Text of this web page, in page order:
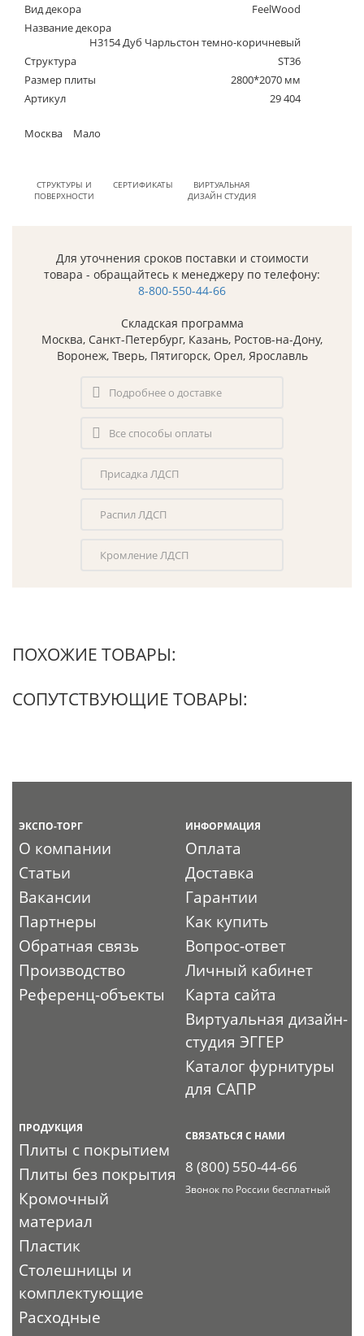
Вид декора
FeelWood
Название декора
H3154 Дуб Чарльстон темно-коричневый
Структура
ST36
Размер плиты
2800*2070 мм
Артикул
29 404
Москва Мало
СТРУКТУРЫ И
ПОВЕРХНОСТИ
СЕРТИФИКАТЫ
ВИРТУАЛЬНАЯ
ДИЗАЙН СТУДИЯ
Для уточнения сроков поставки и стоимости
товара - обращайтесь к менеджеру по телефону:
8-800-550-44-66
Складская программа
Москва, Санкт-Петербург, Казань, Ростов-на-Дону,
Воронеж, Тверь, Пятигорск, Орел, Ярославль
Подробнее о доставке
Все способы оплаты
Присадка ЛДСП
Распил ЛДСП
Кромление ЛДСП
ПОХОЖИЕ ТОВАРЫ:
СОПУТСТВУЮЩИЕ ТОВАРЫ:
ЭКСПО-ТОРГ
О компании
Статьи
Вакансии
Партнеры
Обратная связь
Производство
Референц-объекты
ИНФОРМАЦИЯ
Оплата
Доставка
Гарантии
Как купить
Вопрос-ответ
Личный кабинет
Карта сайта
Виртуальная дизайн-
студия ЭГГЕР
Каталог фурнитуры
для САПР
ПРОДУКЦИЯ
Плиты с покрытием
Плиты без покрытия
Кромочный
материал
Пластик
Столешницы и
комплектующие
Расходные
СВЯЗАТЬСЯ С НАМИ
8 (800) 550-44-66
Звонок по России бесплатный